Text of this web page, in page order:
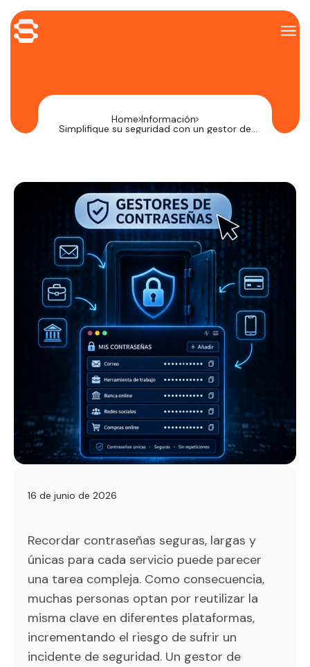
Home Información
Simplifique su seguridad con un gestor de
16 de junio de 2026
Recordar contraseñas seguras, largas y
únicas para cada servicio puede parecer
una tarea compleja. Como consecuencia,
muchas personas optan por reutilizar la
misma clave en diferentes plataformas,
incrementando el riesgo de sufrir un
incidente de seguridad. Un gestor de